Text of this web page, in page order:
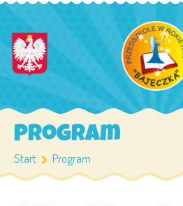
Program
Start Program